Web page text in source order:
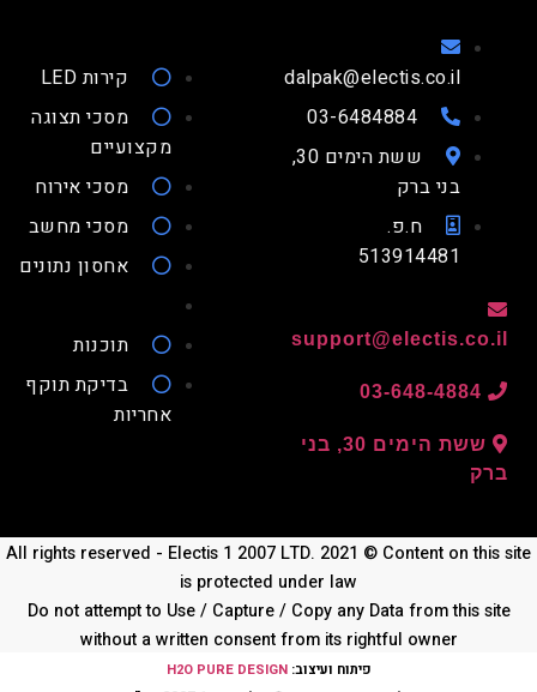
dalpak@electis.co.il
03-6484884
ששת הימים 30,
בני ברק
ח.פ.
513914481
03-648-4884
ששת הימים 30, בני
קירות LED
מסכי תצוגה
מקצועיים
מסכי אירוח
מסכי מחשב
אחסון נתונים
תוכנות
בדיקת תוקף
אחריות
All rights reserved - Electis 1 2007 LTD. 2021 © Content on
is protected under law
Do not attempt to Use / Capture / Copy any Data from this
without a written consent from its rightful owner
פיתוח ועיצוב:H2O PURE DESIGN